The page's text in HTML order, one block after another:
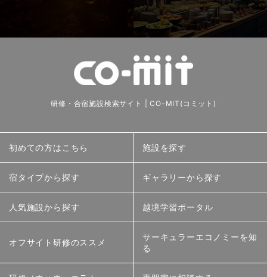
研修・合宿施設検索サイト | CO-MIT(コミット)
初めての方はこちら 施設を探す
宿タイプから探す ギャラリーから探す
人気施設から探す 越境学習ポータル
オフサイト研修のススメ
サーキュラーエコノミーを知
る